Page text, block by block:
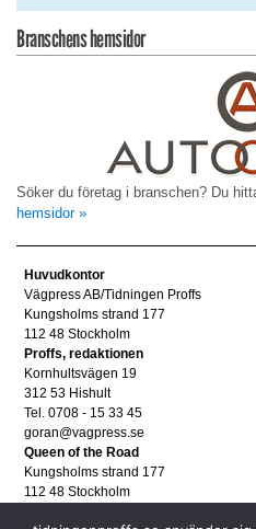
Branschens hemsidor
Söker du företag i branschen? Du
hemsidor »
Huvudkontor
Vägpress AB/Tidningen Proffs
Kungsholms strand 177
112 48 Stockholm
Proffs, redaktionen
Kornhultsvägen 19
312 53 Hishult
Tel. 0708 - 15 33 45
goran@vagpress.se
Queen of the Road
Kungsholms strand 177
112 48 Stockholm